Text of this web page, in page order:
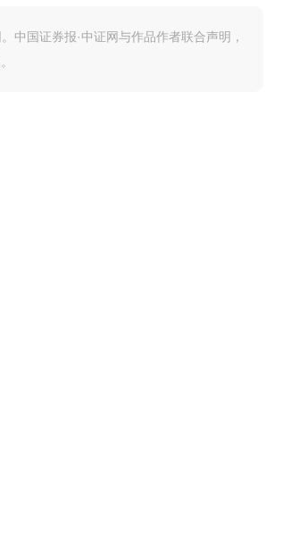
中国证券报·中证网与作品作者联合声明，